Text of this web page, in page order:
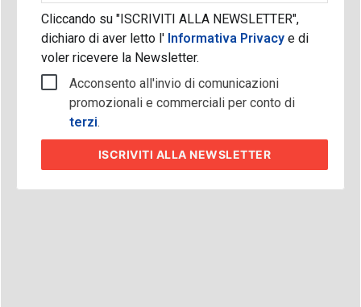
Cliccando su "ISCRIVITI ALLA NEWSLETTER",
dichiaro di aver letto l'Informativa Privacy e di
voler ricevere la Newsletter.
Acconsento all'invio di comunicazioni
promozionali e commerciali per conto di
terzi.
ISCRIVITI ALLA NEWSLETTER